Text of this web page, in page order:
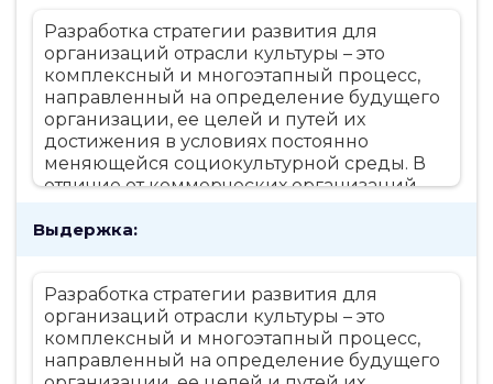
Разработка стратегии развития для
организаций отрасли культуры – это
комплексный и многоэтапный процесс,
направленный на определение будущего
организации, ее целей и путей их
достижения в условиях постоянно
меняющейся социокультурной среды. В
отличие от коммерческих организаций,
для организаций культуры
обеспечение доступа к культурным
ценностям и создание благоприятной
среды для творческой самореализации.
Поэтому разработка стратегии для них
Выдержка:
Разработка стратегии развития для
организаций отрасли культуры – это
комплексный и многоэтапный процесс,
направленный на определение будущего